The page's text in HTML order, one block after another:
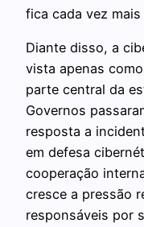
fica cada vez mais
Diante disso, a
vista apenas
parte central da
Governos
resposta a
em defesa
cooperação
cresce a pressão
responsáveis por